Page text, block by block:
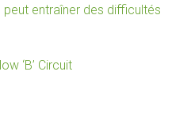
entraîner des difficultés
‘B’ Circuit